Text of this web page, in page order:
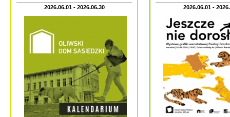
2026.06.01 - 2026.06.30 2026.06.01 -